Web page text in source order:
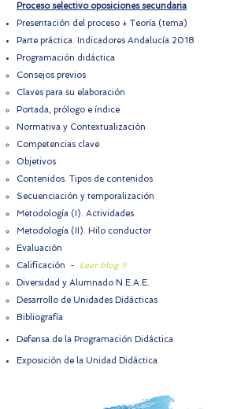
Proceso selectivo oposiciones secundaria
Presentación del proceso + Teoría (tema)
Parte práctica. Indicadores Andalucía 2018​
Programación didáctica​​
Consejos previos
Claves para su elaboración
Portada, prólogo e índice
Normativa y Contextualización
Competencias clave
Objetivos
Contenidos. Tipos de contenidos
Secuenciación y temporalización
Metodología (I). Actividades
Metodología (II). Hilo conductor
Evaluación
Calificación
-
Leer blog !!
Diversidad y Alumnado N.E.A.E.
Desarrollo de Unidades Didácticas
Bibliografía
Defensa de la Programación Didáctica
Exposición de la Unidad Didáctica